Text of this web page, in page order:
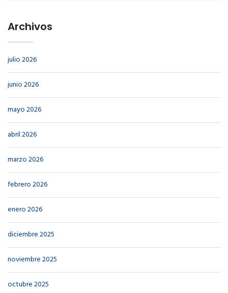
Archivos
julio 2026
junio 2026
mayo 2026
abril 2026
marzo 2026
febrero 2026
enero 2026
diciembre 2025
noviembre 2025
octubre 2025